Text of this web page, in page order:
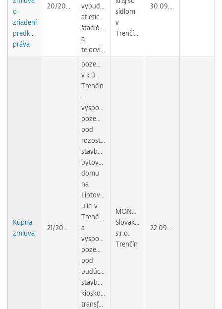
o
zriadení
predkupného
práva
vybudovanie
atletického
štadióna
a
sídlom
v
Trenčíne
Kúpna
zmluva
pozemky
v k.ú.
Trenčín
-
vysporiadanie
pozemku
pod
rozostavanou
stavbou
bytového
domu
na
Liptovskej
ulici v
Trenčíne
a
vysporiadanie
pozemku
pod
budúcou
stavbou
kioskovej
transformačnej
MONOLIT
Slovakia,
s.r.o.
Trenčín